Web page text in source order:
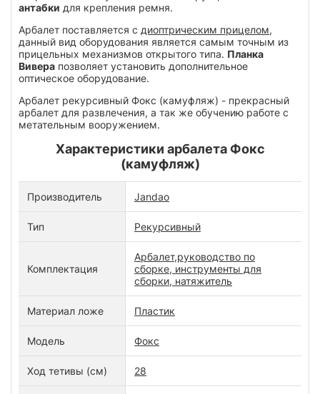
антабки для крепления ремня.
Арбалет поставляется с диоптрическим прицелом,
данный вид оборудования является самым точным из
прицельных механизмов открытого типа. Планка
Вивера позволяет установить дополнительное
оптическое оборудование.
Арбалет рекурсивный Фокс (камуфляж) - прекрасный
арбалет для развлечения, а так же обучению работе с
метательным вооружением.
Характеристики арбалета Фокс
(камуфляж)
Производитель Jandao
Тип Рекурсивный
Комплектация
Арбалет,руководство по
сборке, инструменты для
сборки, натяжитель
Материал ложе Пластик
Модель Фокс
Ход тетивы (см) 28